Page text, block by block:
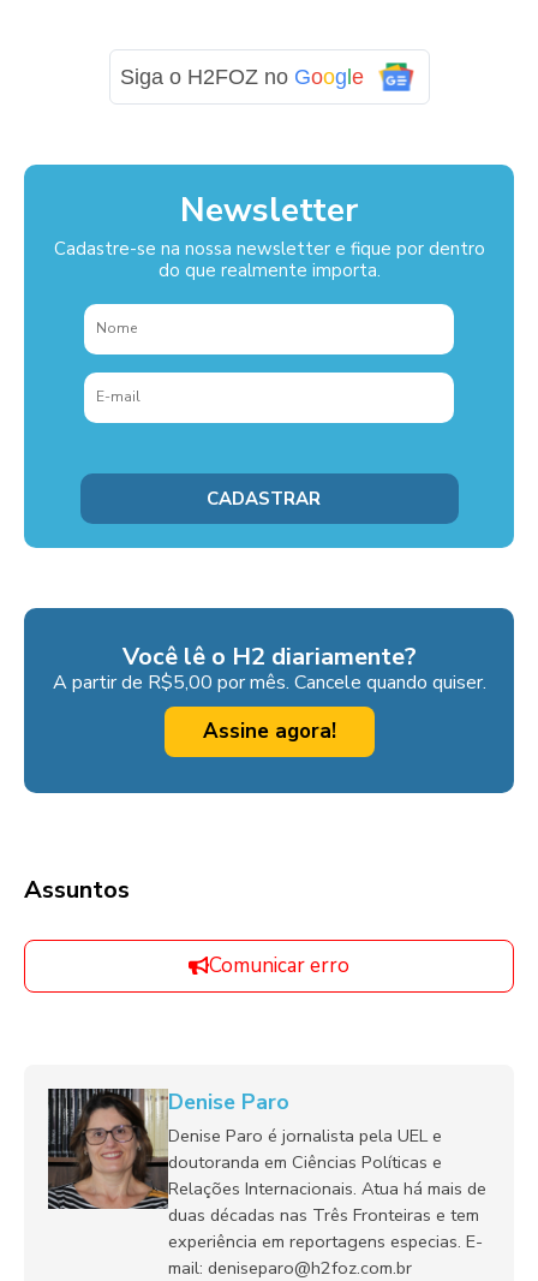
Siga o H2FOZ no Goog e
Newsletter
Cadastre-se na nossa newsletter e fique por dentro
do que realmente importa.
Você lê o H2 diariamente?
A partir de R$5,00 por mês. Cancele quando quiser.
Assine agora!
Assuntos
Comunicar erro
Denise Paro
Denise Paro é jornalista pela UEL e
doutoranda em Ciências Políticas e
Relações Internacionais. Atua há mais de
duas décadas nas Três Fronteiras e tem
experiência em reportagens especias. E-
mail: deniseparo@h2foz.com.br